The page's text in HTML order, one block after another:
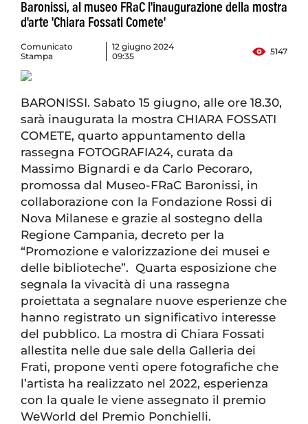
Baronissi, al museo FRaC l'inaugurazione della mostra
d'arte 'Chiara Fossati Comete'
Comunicato
Stampa
12 giugno 2024
09:35
5147
BARONISSI. Sabato 15 giugno, alle ore 18.30,
sarà inaugurata la mostra CHIARA FOSSATI
COMETE, quarto appuntamento della
rassegna FOTOGRAFIA24, curata da
Massimo Bignardi e da Carlo Pecoraro,
promossa dal Museo-FRaC Baronissi, in
collaborazione con la Fondazione Rossi di
Nova Milanese e grazie al sostegno della
Regione Campania, decreto per la
“Promozione e valorizzazione dei musei e
delle biblioteche”. Quarta esposizione che
segnala la vivacità di una rassegna
proiettata a segnalare nuove esperienze che
hanno registrato un significativo interesse
del pubblico. La mostra di Chiara Fossati
allestita nelle due sale della Galleria dei
Frati, propone venti opere fotografiche che
l’artista ha realizzato nel 2022, esperienza
con la quale le viene assegnato il premio
WeWorld del Premio Ponchielli.